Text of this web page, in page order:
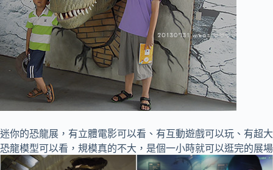
迷你的恐龍展，有立體電影可以看、有互動遊戲可以玩、有超大
恐龍模型可以看，規模真的不大，是個一小時就可以逛完的展場